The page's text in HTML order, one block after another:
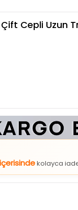
Çift Cepli Uzun
kolayca